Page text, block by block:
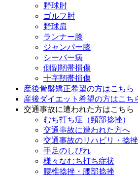
野球肘
ゴルフ肘
野球肩
ランナー膝
ジャンパー膝
シーバー病
側副靭帯損傷
十字靭帯損傷
産後骨盤矯正希望の方はこちら
産後ダイエット希望の方はこち
交通事故に遭われた方はこちら
むち打ち症（頸部捻挫）
交通事故に遭われた方へ
交通事故のリハビリ・捻
手足のしびれ
様々なむち打ち症状
腰椎捻挫・腰部捻挫